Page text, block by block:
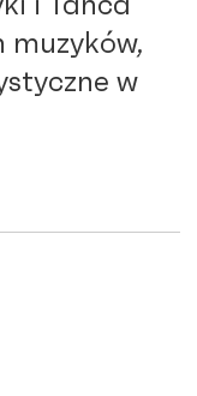
i Tańca
w